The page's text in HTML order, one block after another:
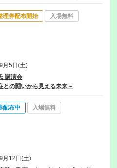
知らせ
約開始のご案内
間中の駐車場について
（2025.10.1～）
理券配布開始 入場無料
月5日(土)
講演会
との闘いから見える未来～
配布中 入場無料
月12日(土)